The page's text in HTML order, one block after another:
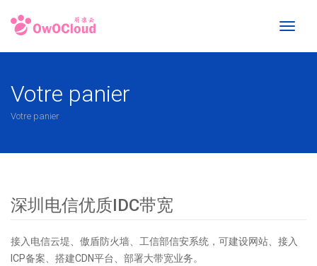
Toggle
Votre panier
Votre panier
深圳电信优质IDC带宽
接入电信云堤、傲盾防火墙、工信部信安系统，可建设网站、接入
ICP备案、搭建CDN平台、部署大带宽业务。